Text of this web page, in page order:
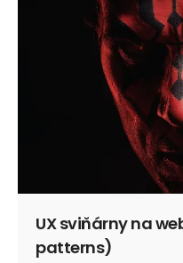
UX sviňárny na
patterns)